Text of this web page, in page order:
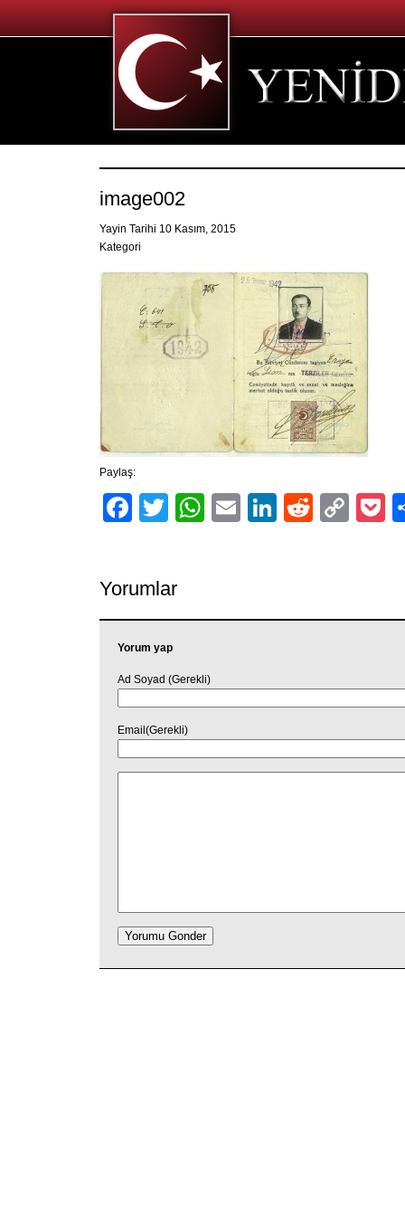
image002
Yayin Tarihi 10 Kasım, 2015
Kategori
Paylaş:
Facebook
TwitterWhatsApp
EmailLinkedIn
Reddit
Yorumlar
Yorum yap
Ad Soyad (Gerekli)
Email(Gerekli)